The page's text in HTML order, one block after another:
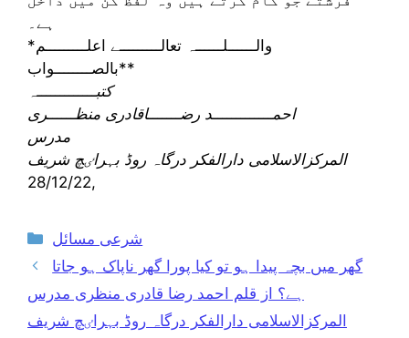
ہے۔
*والــــــلــــــہ تعالـــــــــے اعلـــــــــم
*بالصــــــــواب*
کتبـــــــــــــہ
احمـــــــــــــد رضـــــــاقادری منظــــــری
مدرس
المرکزالاسلامی دارالفکر درگاہ روڈ بہراٸچ شریف
28/12/22,
Categories
شرعی مسائل
گھر میں بچہ پیدا ہو تو کیا پورا گھر ناپاک ہو جاتا
ہے؟ از قلم احمد رضا قادری منظری مدرس
المرکزالاسلامی دارالفکر درگاہ روڈ بہراٸچ شریف